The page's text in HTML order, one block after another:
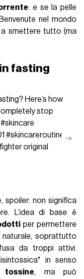
: e se la pelle
nel mondo
a smettere tutto (ma
fasting
Here’s how
stop
#skincare
#skincareroutine
original
spoiler: non significa
L’idea di base è
per permettere
naturale, soprattutto
da troppi attivi.
in senso
, ma può